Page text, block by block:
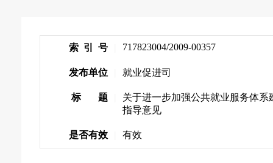
索 引 号 717823004/2009-00357
发布单位 就业促进司
标 题
关于进一步加强公共就业服务体系
指导意见
是否有效 有效